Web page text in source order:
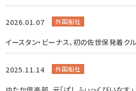
2026.01.07 外国船社
イースタン・ビーナス、初の佐世保発着ク
2025.11.14 外国船社